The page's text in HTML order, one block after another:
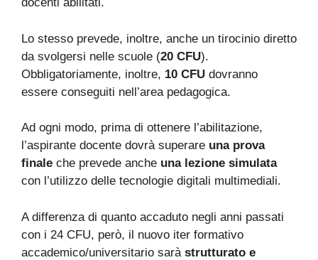
docenti abilitati.
Lo stesso prevede, inoltre, anche un tirocinio diretto
da svolgersi nelle scuole (20 CFU).
Obbligatoriamente, inoltre, 10 CFU dovranno
essere conseguiti nell’area pedagogica.
Ad ogni modo, prima di ottenere l’abilitazione,
l’aspirante docente dovrà superare una prova
finale che prevede anche una lezione simulata
con l’utilizzo delle tecnologie digitali multimediali.
A differenza di quanto accaduto negli anni passati
con i 24 CFU, però, il nuovo iter formativo
accademico/universitario sarà strutturato e